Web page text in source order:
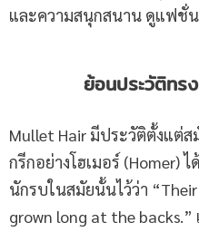
และความสนุกสนาน ดูแฟชั่
ย้อนประวัติทร
Mullet Hair มีประวัติตั้งแต่
กรีกอย่างโฮเมอร์ (Homer)
นักรบในสมัยนั้นไว้ว่า
grown long at the